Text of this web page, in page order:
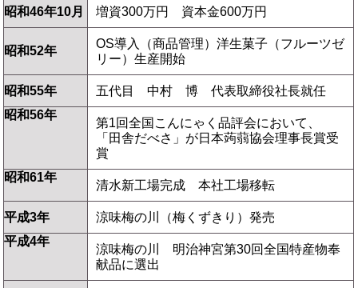
昭和46年10月 増資300万円 資本金600万円
昭和52年
OS導入（商品管理）洋生菓子（フルーツゼ
リー）生産開始
昭和55年
五代目 中村 博 代表取締役社長就任
昭和56年
第1回全国こんにゃく品評会において、
「田舎だべさ」が日本蒟蒻協会理事長賞受
賞
昭和61年
清水新工場完成 本社工場移転
平成3年
涼味梅の川（梅くずきり）発売
平成4年
涼味梅の川 明治神宮第30回全国特産物奉
献品に選出